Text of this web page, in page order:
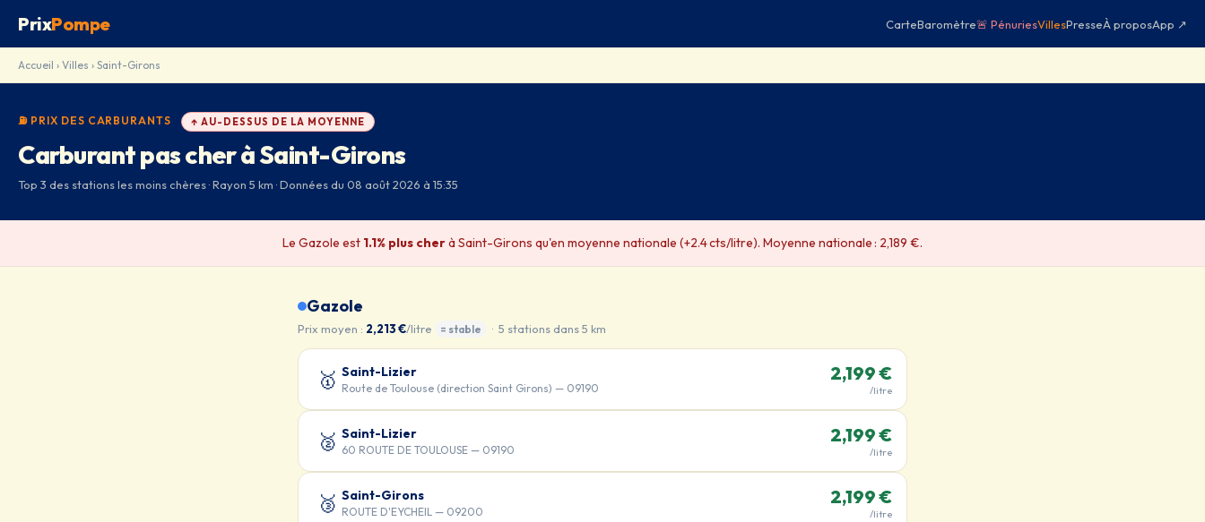
PrixPompe CarteBaromètre🚨 PénuriesVillesPresseÀ proposApp ↗
Accueil › Villes › Saint-Girons
⛽ PRIX DES CARBURANTS ↑ AU-DESSUS DE LA MOYENNE
Carburant pas cher à Saint-Girons
Top 3 des stations les moins chères · Rayon 5 km · Données du 08 août 2026 à 15:35
Le Gazole est 1.1% plus cherà Saint-Girons qu'en moyenne nationale (+2.4 cts/litre). Moyenne nationale : 2,189 €.
Gazole
Prix moyen : 2,213 €/litre = stable · 5 stations dans 5 km
🥇 Saint-Lizier
Route de Toulouse (direction Saint Girons) — 09190
2,199 €
/litre
🥈 Saint-Lizier
60 ROUTE DE TOULOUSE — 09190
2,199 €
/litre
🥉 Saint-Girons
ROUTE D'EYCHEIL — 09200
2,199 €
/litre